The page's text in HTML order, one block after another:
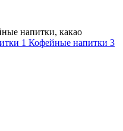
напитки, какао
1 Кофейные напитки 3